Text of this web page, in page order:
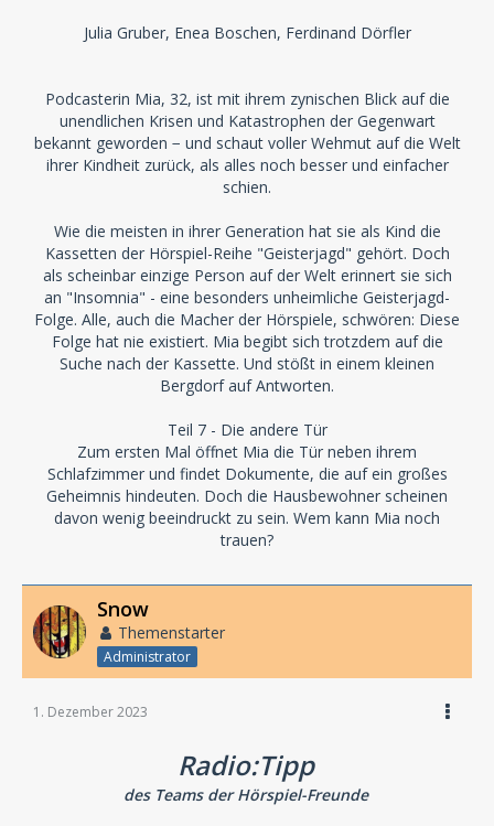
Julia Gruber, Enea Boschen, Ferdinand Dörfler
Podcasterin Mia, 32, ist mit ihrem zynischen Blick auf die
unendlichen Krisen und Katastrophen der Gegenwart
bekannt geworden − und schaut voller Wehmut auf die Welt
ihrer Kindheit zurück, als alles noch besser und einfacher
schien.
Wie die meisten in ihrer Generation hat sie als Kind die
Kassetten der Hörspiel-Reihe "Geisterjagd" gehört. Doch
als scheinbar einzige Person auf der Welt erinnert sie sich
an "Insomnia" - eine besonders unheimliche Geisterjagd-
Folge. Alle, auch die Macher der Hörspiele, schwören: Diese
Folge hat nie existiert. Mia begibt sich trotzdem auf die
Suche nach der Kassette. Und stößt in einem kleinen
Bergdorf auf Antworten.
Teil 7 - Die andere Tür
Zum ersten Mal öffnet Mia die Tür neben ihrem
Schlafzimmer und findet Dokumente, die auf ein großes
Geheimnis hindeuten. Doch die Hausbewohner scheinen
davon wenig beeindruckt zu sein. Wem kann Mia noch
trauen?
Snow
Themenstarter
Administrator
1. Dezember 2023
Radio:Tipp
des Teams der Hörspiel-Freunde